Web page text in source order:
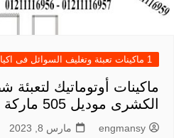
1 ماكينات تعبئة وتغليف السوائل فى اكياس
ماكينات أوتوماتيك
الكشرى موديل 505 ماركة المهندس منسى
engmansy مارس 8, 2023